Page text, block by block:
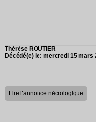
Thérèse ROUTIER
Décédé(e) le: mercredi 15 mars
Lire l’annonce nécrologique